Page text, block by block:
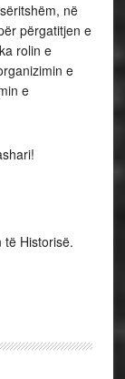
në
përgatitjen e
rolin e
e
e
të Historisë.